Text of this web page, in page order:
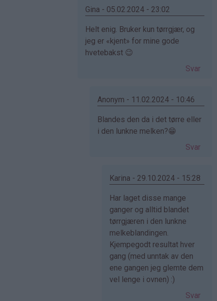
bekreftet)
Gina - 05.02.2024 - 23:02
Som
svar
på
bekreftet)
Helt enig. Bruker kun tørrgjær, og
jeg er «kjent» for mine gode
hvetebakst 😉
Svar
Anonym - 11.02.2024 - 10:46
Som
svar
(ikke
Blandes den da i det tørre eller
i den lunkne melken?😁
Svar
Karina - 29.10.2024 - 15:28
Som
svar
på
av
Anonym
(ikke
bekreftet)
Har laget disse mange
ganger og alltid blandet
tørrgjæren i den lunkne
melkeblandingen.
Kjempegodt resultat hver
gang (med unntak av den
ene gangen jeg glemte dem
vel lenge i ovnen) :)
Svar